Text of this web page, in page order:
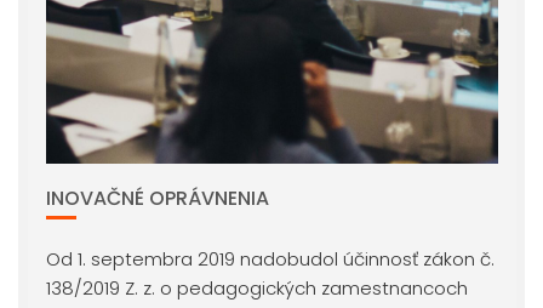
INOVAČNÉ OPRÁVNENIA
Od 1. septembra 2019 nadobudol účinnosť zákon č.
138/2019 Z. z. o pedagogických zamestnancoch